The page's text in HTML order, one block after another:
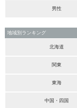
男性
地域別ランキング
北海道
関東
東海
中国・四国